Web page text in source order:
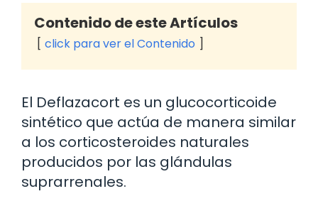
Contenido de este Artículos
click para ver el Contenido
El Deflazacort es un glucocorticoide
sintético que actúa de manera similar
a los corticosteroides naturales
producidos por las glándulas
suprarrenales.